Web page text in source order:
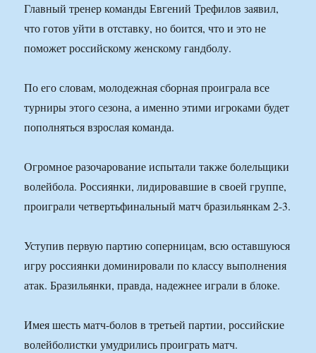
Главный тренер команды Евгений Трефилов заявил,
что готов уйти в отставку, но боится, что и это не
поможет российскому женскому гандболу.
По его словам, молодежная сборная проиграла все
турниры этого сезона, а именно этими игроками будет
пополняться взрослая команда.
Огромное разочарование испытали также болельщики
волейбола. Россиянки, лидировавшие в своей группе,
проиграли четвертьфинальный матч бразильянкам 2-3.
Уступив первую партию соперницам, всю оставшуюся
игру россиянки доминировали по классу выполнения
атак. Бразильянки, правда, надежнее играли в блоке.
Имея шесть матч-болов в третьей партии, российские
волейболистки умудрились проиграть матч.